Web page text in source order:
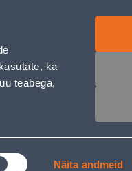
ka
teabega,
Näita andmeid